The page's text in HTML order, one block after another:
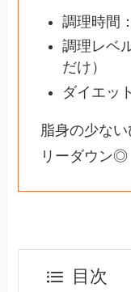
調理時間
調理レ
だけ）
ダイエ
脂身の少な
リーダウン◎
目次